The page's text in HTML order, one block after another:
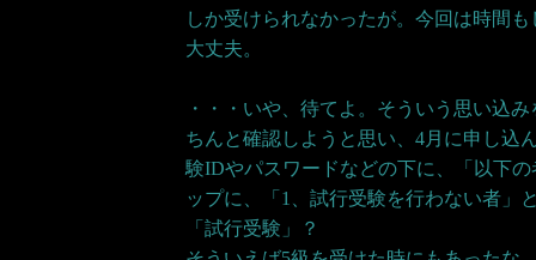
しか受けられなかったが。今回は時間
大丈夫。
・・・いや、待てよ。そういう思い込
ちんと確認しようと思い、4月に申し込
験IDやパスワードなどの下に、「以下
ップに、「1、試行受験を行わない者」
「試行受験」？